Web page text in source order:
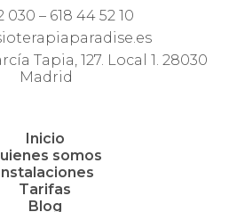
030 – 618 44 52 10
Tapia, 127. Local 1. 28030
Madrid
Inicio
somos
Tarifas
Blog